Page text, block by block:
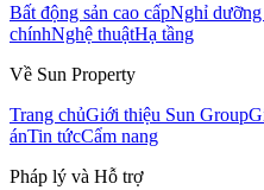
Bất động sản cao cấpNghỉ
chínhNghệ thuậtHạ tầng
Về Sun Property
Trang chủGiới thiệu Sun Group
ánTin tứcCẩm nang
Pháp lý và Hỗ trợ